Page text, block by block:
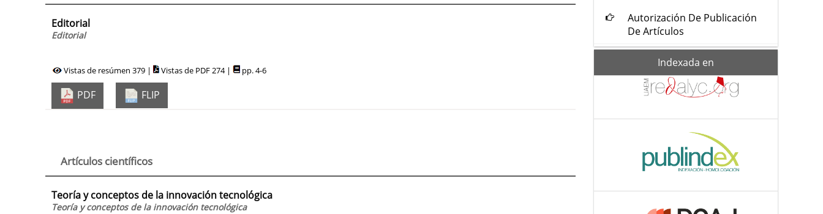
Editorial
Editorial
Vistas de resúmen 379 | Vistas de PDF 274 | pp. 4-6
PDF FLIP
Artículos científicos
Teoría y conceptos de la innovación tecnológica
Teoría y conceptos de la innovación tecnológica
Autorización De Publicación
De Artículos
Indexada en